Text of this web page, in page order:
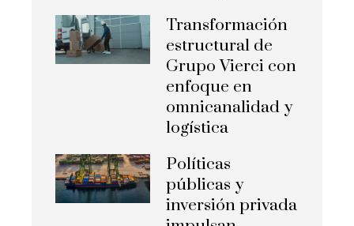
Transformación
estructural de
Grupo Vierci con
enfoque en
omnicanalidad y
logística
Políticas
públicas y
inversión privada